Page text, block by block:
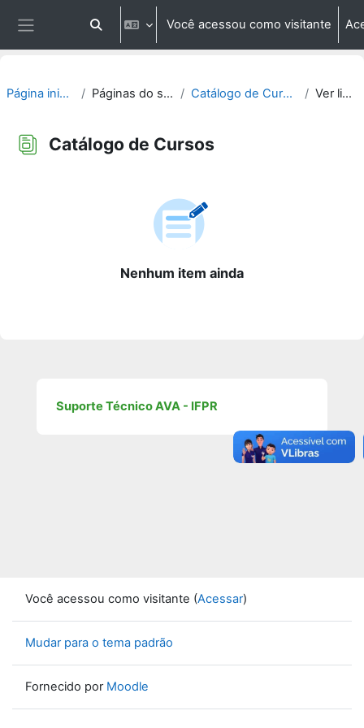
Ir para o conteúdo principal
Alternar entrada de pesquisa
Você acessou como visitante
Página inicial Páginas do site Catálogo de Cursos Ver lista
Catálogo de Cursos
Nenhum item ainda
Suporte Técnico AVA - IFPR
Você acessou como visitante (Acessar)
Mudar para o tema padrão
Fornecido por Moodle